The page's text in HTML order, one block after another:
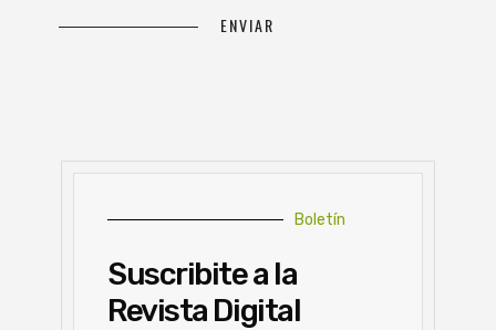
Boletín
Suscribite a la
Revista Digital